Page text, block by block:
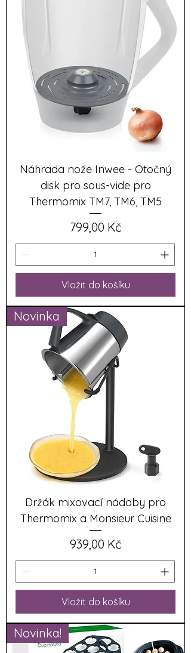
Náhrada nože Inwee - Otočný
disk pro sous-vide pro
Thermomix TM7, TM6, TM5
Cena
799,00 Kč
Vložit do košíku
Novinka
Držák mixovací nádoby pro
Thermomix a Monsieur Cuisine
Cena
939,00 Kč
Vložit do košíku
Novinka!